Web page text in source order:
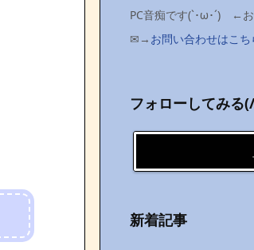
PC音痴です(`･ω･´)ゞ←
✉→ お問い合わせはこち
フォローしてみる
新着記事